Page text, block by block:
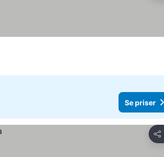
Se priser
Dela